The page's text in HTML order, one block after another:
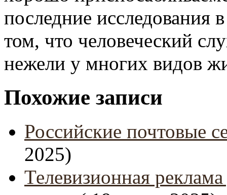
последние исследования
том, что человеческий
нежели у многих видов
Похожие записи
Российские почтовые
2025)
Телевизионная